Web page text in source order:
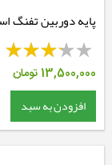
پایه دوربین تفنگ اسپورت
13,500,000 تومان
افزودن به سبد